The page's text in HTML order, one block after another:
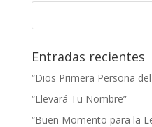
Entradas recientes
“Dios Primera Persona
“Llevará Tu Nombre”
“Buen Momento para la